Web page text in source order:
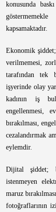
konusunda
kapsamaktadır.
Ekonomik şiddet;
verilmemesi,
tarafından tek
işyerinde olay
kadının iş
engellenmesi,
bırakılması,
cezalandırmak
eylemdir.
Dijital şiddet;
istenmeyen
maruz
fotoğraflarının